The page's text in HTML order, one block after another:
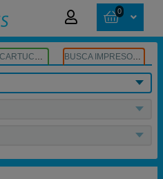
0
BUSCA CARTUCHOS BUSCA IMPRESORA